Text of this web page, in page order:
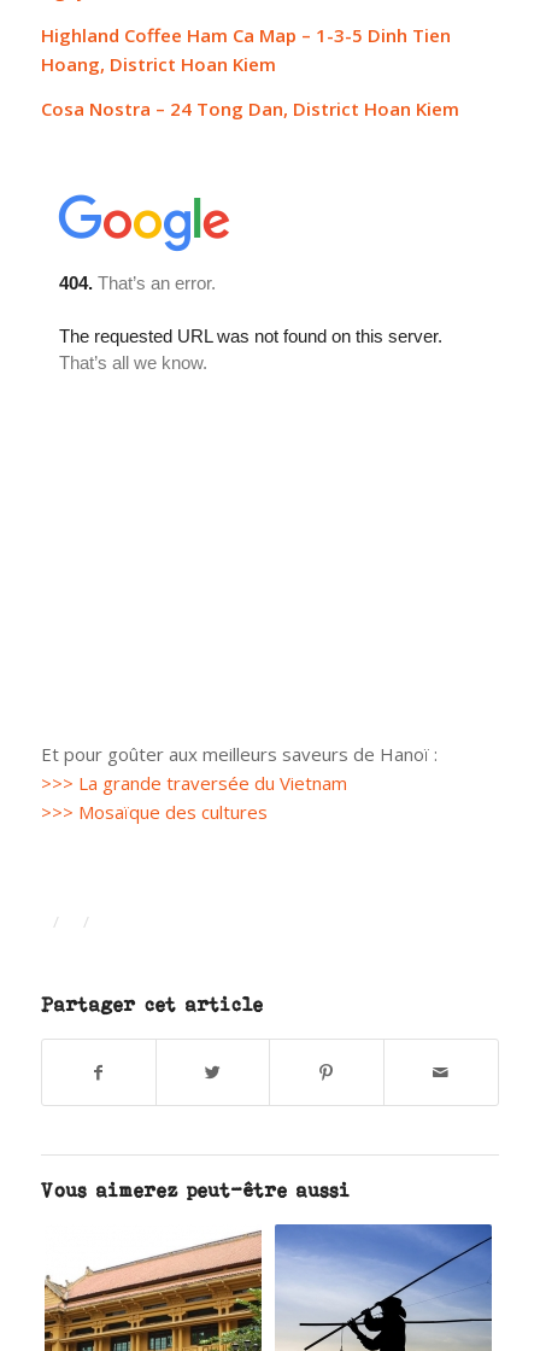
Highland Coffee Ham Ca Map – 1-3-5 Dinh Tien
Hoang, District Hoan Kiem
Cosa Nostra – 24 Tong Dan, District Hoan Kiem
Et pour goûter aux meilleurs saveurs de Hanoï :
>>> La grande traversée du Vietnam
>>> Mosaïque des cultures
/ /
Partager cet article
Vous aimerez peut-être aussi